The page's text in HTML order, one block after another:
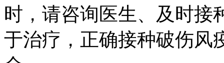
时，请咨询医生、及时接
于治疗，正确接种破伤风